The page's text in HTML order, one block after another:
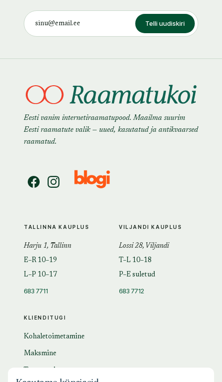
Telli uudiskiri
Eesti vanim internetiraamatupood. Maailma suurim
Eesti raamatute valik — uued, kasutatud ja antikvaarsed
raamatud.
KLIENDITUGI
Kohaletoimetamine
Maksmine
TALLINNA KAUPLUS
Harju 1, Tallinn
E–R 10–19
L–P 10–17
683 7711
VILJANDI KAUPLUS
Lossi 28, Viljandi
T–L 10–18
P–E suletud
683 7712